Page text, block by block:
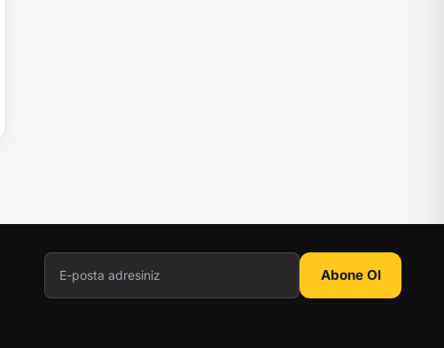
Abone Ol